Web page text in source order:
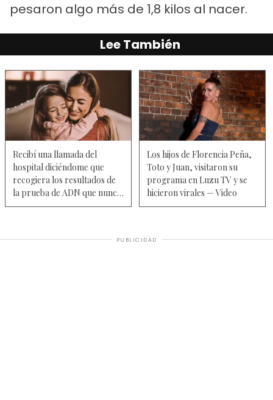
pesaron algo más de 1,8 kilos al nacer.
Lee También
Recibí una llamada del
hospital diciéndome que
recogiera los resultados de
la prueba de ADN que nunca
pedí
Los hijos de Florencia Peña,
Toto y Juan, visitaron su
programa en Luzu TV y se
hicieron virales — Video
PUBLICIDAD